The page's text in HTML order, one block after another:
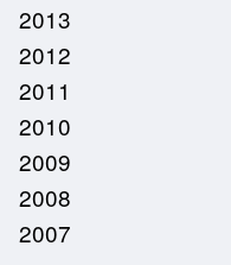
2013
2012
2011
2010
2009
2008
2007